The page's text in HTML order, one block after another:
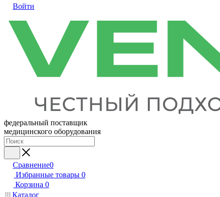
Войти
федеральный поставщик
медицинского оборудования
Сравнение0
Избранные товары 0
Корзина 0
Каталог